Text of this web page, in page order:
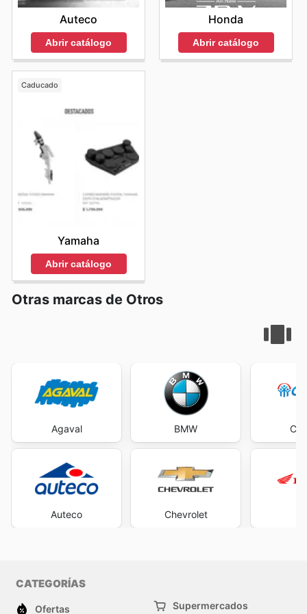
ajustan a su presupuesto, consolidando así la relación
de confianza entre Toyota y sus clientes en Colombia.
Visita Toyota's website today to explore the best deals
and start saving now.
Auteco
Abrir catálogo
Honda
Abrir catálogo
Caducado
Yamaha
Abrir catálogo
Otras marcas de Otros
Agaval
Auteco
BMW
Chevrolet
CATEGORÍAS
Ofertas Supermercados